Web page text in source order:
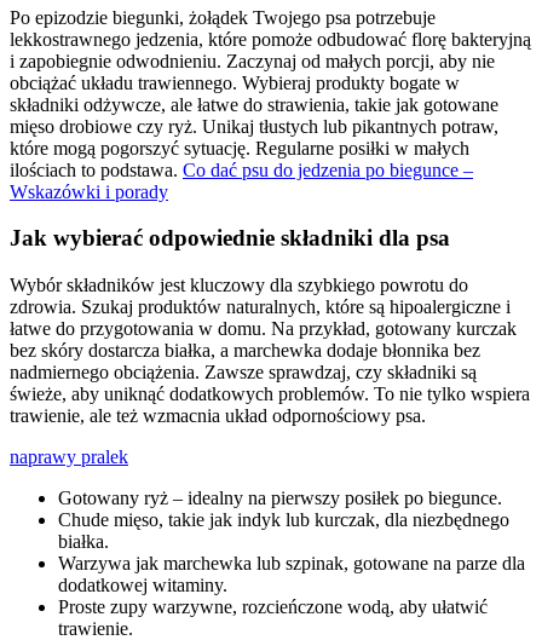
Po epizodzie biegunki, żołądek Twojego psa potrzebuje
lekkostrawnego jedzenia, które pomoże odbudować florę bakteryjną
i zapobiegnie odwodnieniu. Zaczynaj od małych porcji, aby nie
obciążać układu trawiennego. Wybieraj produkty bogate w
składniki odżywcze, ale łatwe do strawienia, takie jak gotowane
mięso drobiowe czy ryż. Unikaj tłustych lub pikantnych potraw,
które mogą pogorszyć sytuację. Regularne posiłki w małych
ilościach to podstawa. Co dać psu do jedzenia po biegunce –
Wskazówki i porady
Jak wybierać odpowiednie składniki dla psa
Wybór składników jest kluczowy dla szybkiego powrotu do
zdrowia. Szukaj produktów naturalnych, które są hipoalergiczne i
łatwe do przygotowania w domu. Na przykład, gotowany kurczak
bez skóry dostarcza białka, a marchewka dodaje błonnika bez
nadmiernego obciążenia. Zawsze sprawdzaj, czy składniki są
świeże, aby uniknąć dodatkowych problemów. To nie tylko wspiera
trawienie, ale też wzmacnia układ odpornościowy psa.
naprawy pralek
Gotowany ryż – idealny na pierwszy posiłek po biegunce.
Chude mięso, takie jak indyk lub kurczak, dla niezbędnego
białka.
Warzywa jak marchewka lub szpinak, gotowane na parze dla
dodatkowej witaminy.
Proste zupy warzywne, rozcieńczone wodą, aby ułatwić
trawienie.